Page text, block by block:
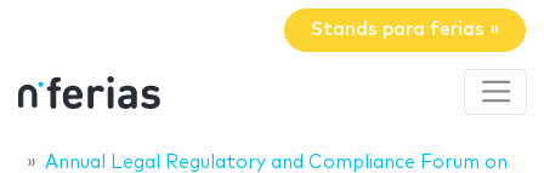
Stands para ferias »
Annual Legal Regulatory and Compliance Forum on